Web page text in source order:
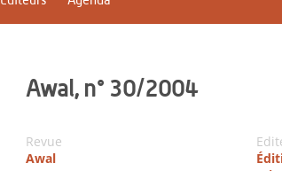
Awal, n° 30/2004
Revue
Awal